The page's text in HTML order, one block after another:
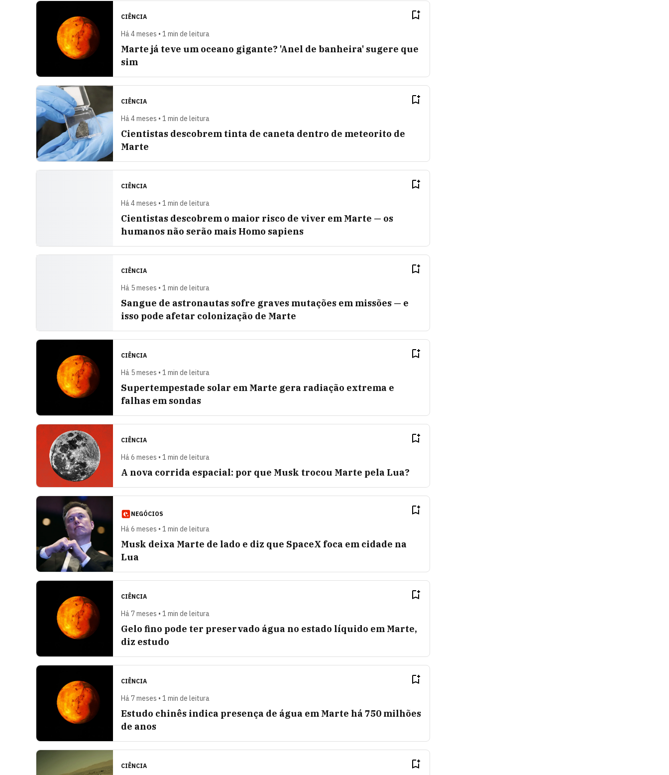
CIÊNCIA
Há 4 meses • 1 min de leitura
Marte já teve um oceano gigante? 'Anel de banheira' sugere que
sim
CIÊNCIA
Há 4 meses • 1 min de leitura
Cientistas descobrem tinta de caneta dentro de meteorito de
Marte
CIÊNCIA
Há 4 meses • 1 min de leitura
Cientistas descobrem o maior risco de viver em Marte — os
humanos não serão mais Homo sapiens
CIÊNCIA
Há 5 meses • 1 min de leitura
Sangue de astronautas sofre graves mutações em missões — e
isso pode afetar colonização de Marte
CIÊNCIA
Há 5 meses • 1 min de leitura
Supertempestade solar em Marte gera radiação extrema e
falhas em sondas
CIÊNCIA
Há 6 meses • 1 min de leitura
A nova corrida espacial: por que Musk trocou Marte pela Lua?
NEGÓCIOS
Há 6 meses • 1 min de leitura
Musk deixa Marte de lado e diz que SpaceX foca em cidade na
Lua
CIÊNCIA
Há 7 meses • 1 min de leitura
Gelo fino pode ter preservado água no estado líquido em Marte,
diz estudo
CIÊNCIA
Há 7 meses • 1 min de leitura
Estudo chinês indica presença de água em Marte há 750 milhões
de anos
CIÊNCIA